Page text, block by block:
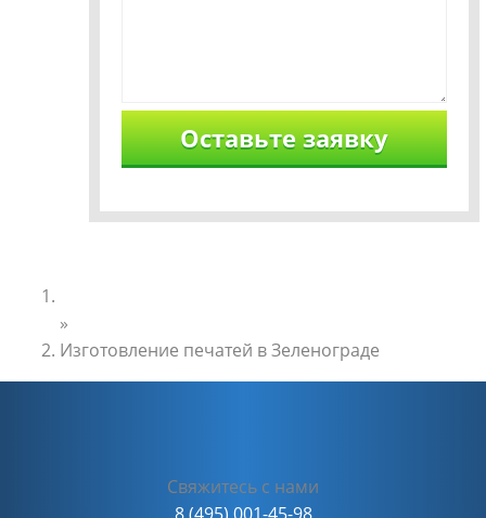
»
Изготовление печатей в Зеленограде
Свяжитесь с нами